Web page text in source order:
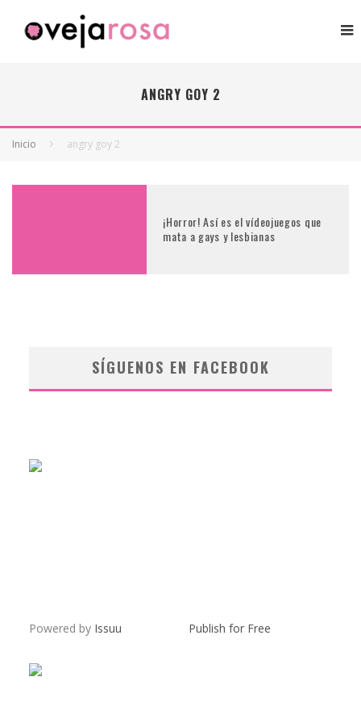
ANGRY GOY 2
Inicio angry goy 2
¡Horror! Así es el vídeojuegos que
mata a gays y lesbianas
SÍGUENOS EN FACEBOOK
Powered by Issuu Publish for Free